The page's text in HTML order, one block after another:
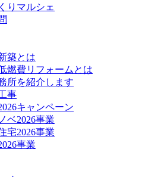
りマルシェ
築とは
燃費リフォームとは
所を紹介します
事
キャンペーン
ベ2026事業
宅2026事業
事業